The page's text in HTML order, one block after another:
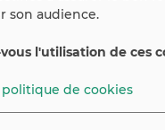
son audience.
l'utilisation de ces
de cookies